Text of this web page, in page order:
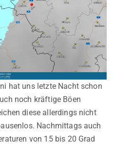
hat uns letzte Nacht schon
noch kräftige Böen
diese allerdings nicht
Nachmittags auch
von 15 bis 20 Grad